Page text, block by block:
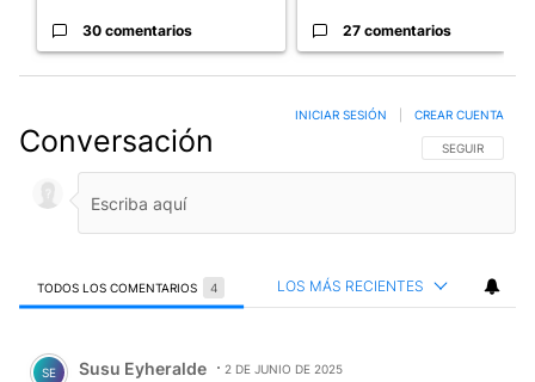
30 comentarios 27 comentarios
Conversación SIGA ESTA
SEGUIR
INICIAR SESIÓN CREAR CUENTA
TODOS LOS COMENTARIOS 4 LOS MÁS RECIENTES
Comentario de Susu Eyheralde.
SE Susu Eyheralde 2 DE JUNIO DE 2025